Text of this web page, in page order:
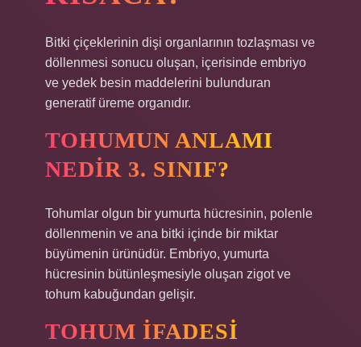
Bitki çiçeklerinin dişi organlarının tozlaşması ve
döllenmesi sonucu oluşan, içerisinde embriyo
ve yedek besin maddelerini bulunduran
generatif üreme organıdır.
TOHUMUN ANLAMI
NEDIR 3. SINIF?
Tohumlar olgun bir yumurta hücresinin, polenle
döllenmenin ve ana bitki içinde bir miktar
büyümenin ürünüdür. Embriyo, yumurta
hücresinin bütünleşmesiyle oluşan zigot ve
tohum kabuğundan gelişir.
TOHUM IFADESI